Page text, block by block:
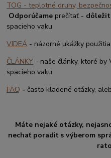
TOG - teplotné druhy,
Odporúčame prečítať -
spacieho vaku
VIDEÁ - názorné ukážky
ČLÁNKY - naše články, ktoré by
spacieho vaku
FAQ -často kladené otázky,
Máte nejaké otázky,
nechať poradiť s výberom